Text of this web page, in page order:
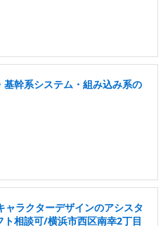
幹系システム・組み込み系の
ャラクターデザインのアシスタ
相談可/横浜市西区南幸2丁目